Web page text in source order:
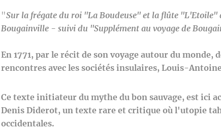
"Sur la frégate du roi "La Boudeuse" et la flûte "L'Etoile"
Bougainville - suivi du "Supplément au voyage de
En 1771, par le récit de son voyage autour du monde,
rencontres avec les sociétés insulaires, Louis-
Ce texte initiateur du mythe du bon sauvage, est ici
Denis Diderot, un texte rare et critique où l'utopie
occidentales.